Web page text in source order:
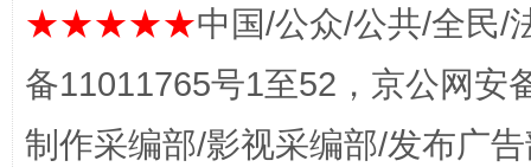
★★★★★中国/公众/公共/全民/
备11011765号1至52，京公网安
制作采编部/影视采编部/发布广